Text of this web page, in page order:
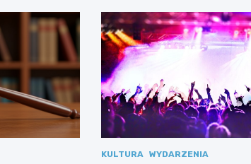
KULTURA WYDARZENIA